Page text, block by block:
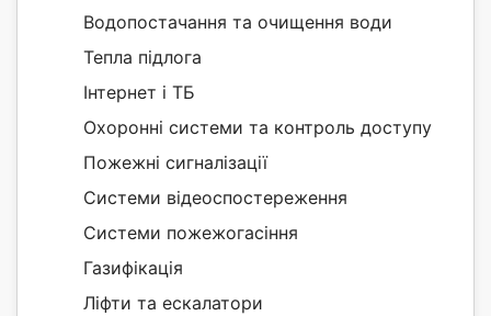
Водопостачання та очищення води
Тепла підлога
Інтернет і ТБ
Охоронні системи та контроль доступу
Пожежні сигналізації
Системи відеоспостереження
Системи пожежогасіння
Газифікація
Ліфти та ескалатори